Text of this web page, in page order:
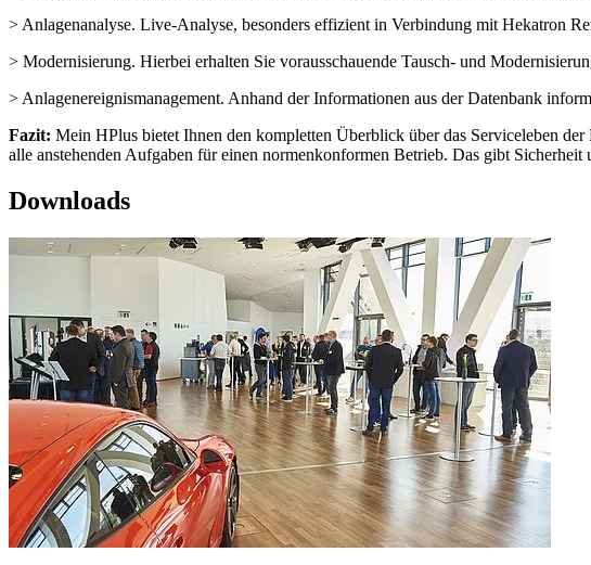
> Anlagenanalyse. Live-Analyse, besonders effizient in Verbindung mit Hekatron
> Modernisierung. Hierbei erhalten Sie vorausschauende Tausch- und
> Anlagenereignismanagement. Anhand der Informationen aus der Datenbank
Fazit: Mein HPlus bietet Ihnen den kompletten Überblick über das Serviceleben
alle anstehenden Aufgaben für einen normenkonformen Betrieb. Das gibt
Downloads